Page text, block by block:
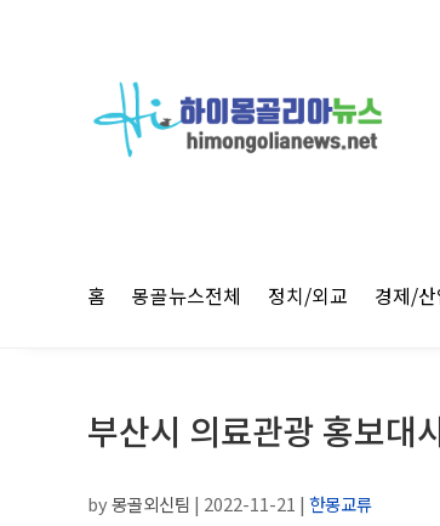
홈 몽골뉴스전체 정치/외교 경제/산
부산시 의료관광 홍보대
by몽골외신팀 | 2022-11-21 | 한몽교류